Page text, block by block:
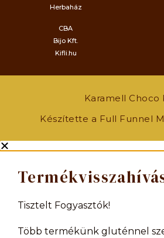
Herbaház
CBA
Bijo Kft.
Kifli.hu
Karamell Choco
Készítette a Full Funnel
Tisztelt Fogyasztók!
Több termékünk gluténnel